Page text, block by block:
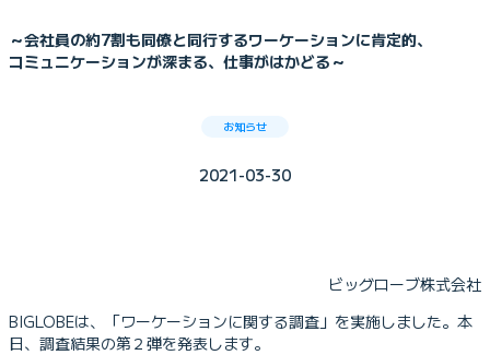
～会社員の約7割も同僚と同行するワーケーションに肯定的、
コミュニケーションが深まる、仕事がはかどる～
お知らせ
2021-03-30
ビッグローブ株式会社
BIGLOBEは、「ワーケーションに関する調査」を実施しました。本
日、調査結果の第２弾を発表します。